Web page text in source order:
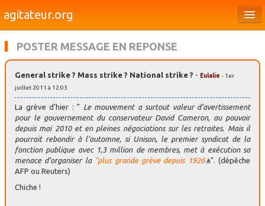
agitateur.org
Bourges & le Cher
Culture
Médias
Dossiers
Brèves
POSTER MESSAGE EN REPONSE
General strike ? Mass strike ? National strike ? - Eulalie - 1er
juillet 2011 à 12:03
La grève d’hier : " Le mouvement a surtout valeur d’avertissement
pour le gouvernement du conservateur David Cameron, au pouvoir
depuis mai 2010 et en pleines négociations sur les retraites. Mais il
pourrait rebondir à l’automne, si Unison, le premier syndicat de la
fonction publique avec 1,3 million de membres, met à exécution sa
menace d’organiser la "plus grande grève depuis 1926
". (dépêche
AFP ou Reuters)
Chiche !